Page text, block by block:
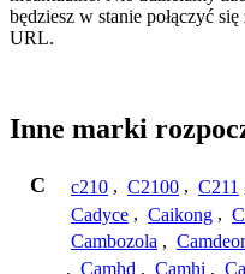
będziesz w stanie połączyć
URL.
Inne marki
C c210 , C2100 , C211
Cadyce , Caikong ,
Cambozola , Camdeor
, Camhd , Camhi ,